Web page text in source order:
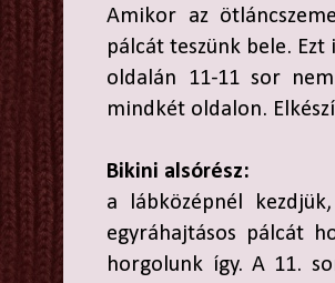
Amikor az
pálcát teszünk bele.
oldalán 11-11 sor
mindkét oldalon.
Bikini alsórész:
a lábközépnél
egyráhajtásos pálcát
horgolunk így. A 11.